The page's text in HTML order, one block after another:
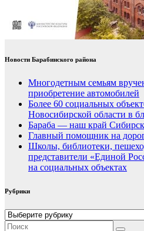
Новости Барабинского района
Многодетным семьям
приобретение автомобилей
Более 60 социальных
Новосибирской области в
Бараба — наш край
Главный помощник на
Школы, библиотеки,
представители «Единой
на социальных объектах
Рубрики
Рубрики